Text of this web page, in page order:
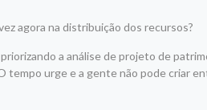
agora na distribuição dos recursos?
a análise de projeto de
tempo urge e a gente não pode criar